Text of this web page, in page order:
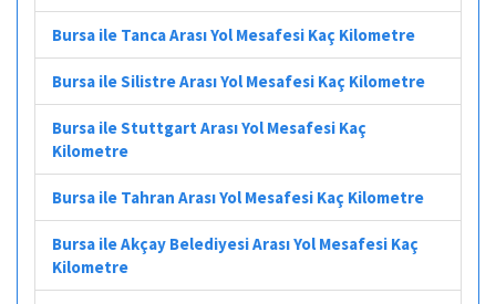
Bursa ile Tanca Arası Yol Mesafesi Kaç Kilometre
Bursa ile Silistre Arası Yol Mesafesi Kaç Kilometre
Bursa ile Stuttgart Arası Yol Mesafesi Kaç
Kilometre
Bursa ile Tahran Arası Yol Mesafesi Kaç Kilometre
Bursa ile Akçay Belediyesi Arası Yol Mesafesi Kaç
Kilometre